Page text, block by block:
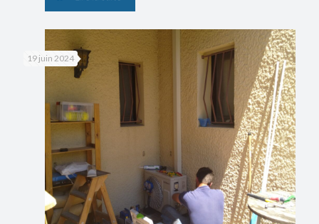
19 juin 2024